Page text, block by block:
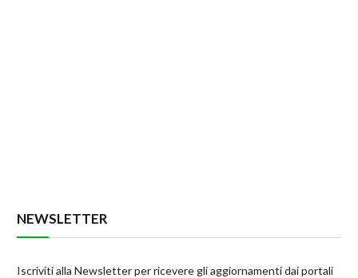
NEWSLETTER
Iscriviti alla Newsletter per ricevere gli aggiornamenti dai portali